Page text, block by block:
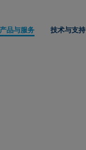
产品与服务 技术与支持